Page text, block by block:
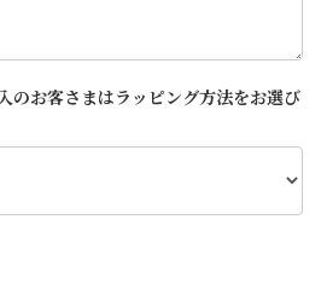
のお客さまはラッピング方法をお選び